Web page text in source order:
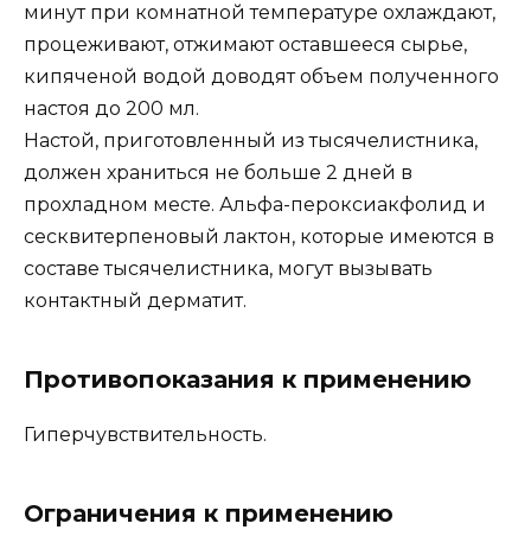
минут при комнатной температуре охлаждают,
процеживают, отжимают оставшееся сырье,
кипяченой водой доводят объем полученного
настоя до 200 мл.
Настой, приготовленный из тысячелистника,
должен храниться не больше 2 дней в
прохладном месте. Альфа-пероксиакфолид и
сесквитерпеновый лактон, которые имеются в
составе тысячелистника, могут вызывать
контактный дерматит.
Противопоказания к применению
Гиперчувствительность.
Ограничения к применению